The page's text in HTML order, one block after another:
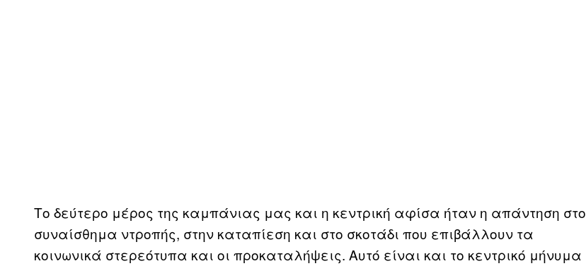
Το δεύτερο μέρος της καμπάνιας μας και η κεντρική αφίσα ήταν η απάντηση στο
συναίσθημα ντροπής, στην καταπίεση και στο σκοτάδι που επιβάλλουν τα
κοινωνικά στερεότυπα και οι προκαταλήψεις. Αυτό είναι και το κεντρικό μήνυμα